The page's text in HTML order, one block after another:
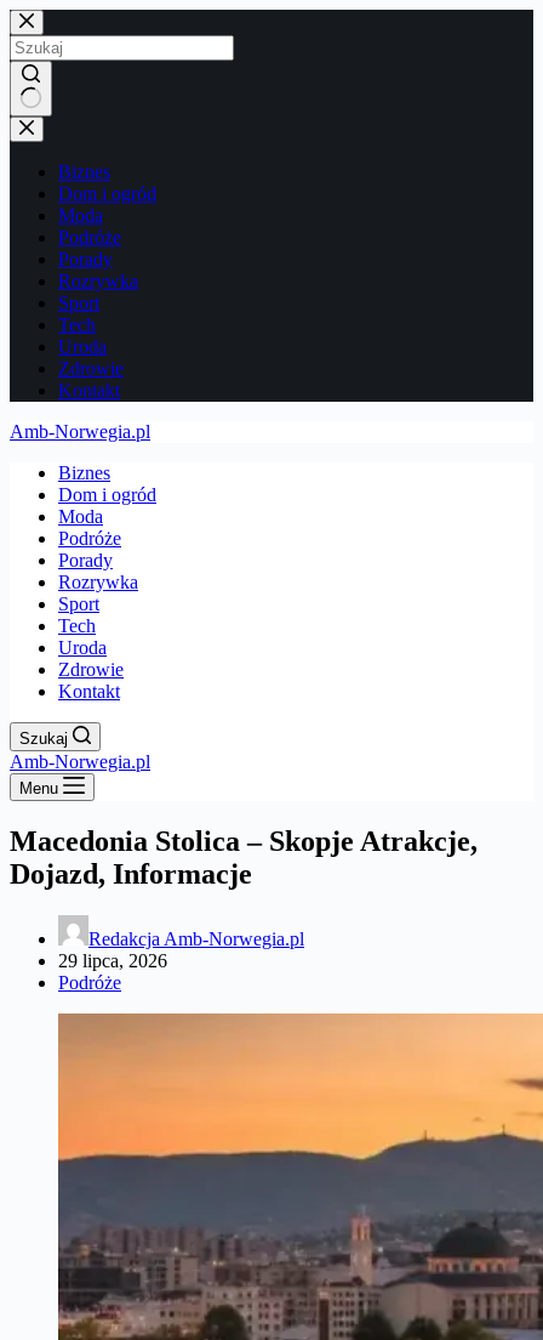
Przejdź
do
treści
Brak
wyników
Biznes
Dom i ogród
Moda
Podróże
Porady
Rozrywka
Sport
Tech
Uroda
Zdrowie
Kontakt
Amb-Norwegia.pl
Biznes
Dom i ogród
Moda
Podróże
Porady
Rozrywka
Sport
Tech
Uroda
Zdrowie
Kontakt
Szukaj
Amb-Norwegia.pl
Menu
Macedonia Stolica – Skopje Atrakcje,
Dojazd, Informacje
Redakcja Amb-Norwegia.pl
29 lipca, 2026
Podróże